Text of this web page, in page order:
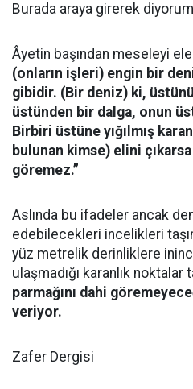
Burada araya girerek
Âyetin başından meseleyi
(onların işleri) engin bir
gibidir. (Bir deniz) ki,
üstünden bir dalga, onun
Birbiri üstüne yığılmış
bulunan kimse) elini
göremez.”
Aslında bu ifadeler ancak
edebilecekleri incelikleri
yüz metrelik derinliklere
ulaşmadığı karanlık
parmağını dahi
veriyor.
Zafer Dergisi